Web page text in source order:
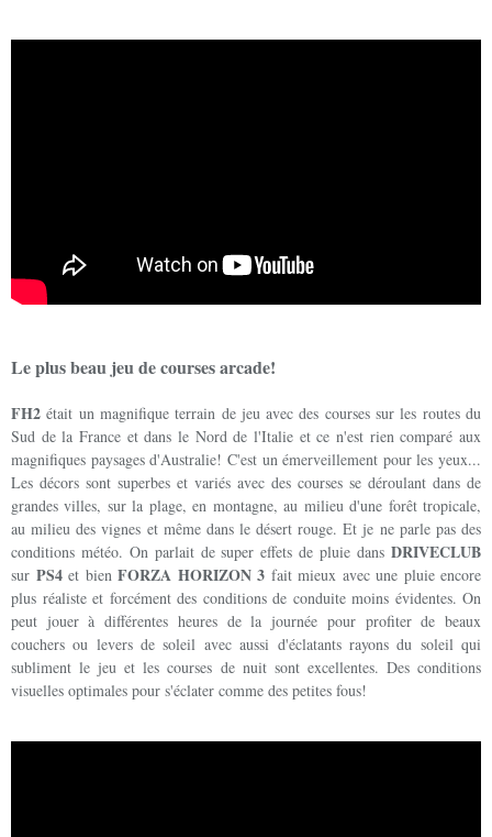
Le plus beau jeu de courses arcade!
FH2 était un magnifique terrain de jeu avec des courses sur les routes du
Sud de la France et dans le Nord de l'Italie et ce n'est rien comparé aux
magnifiques paysages d'Australie! C'est un émerveillement pour les yeux...
Les décors sont superbes et variés avec des courses se déroulant dans de
grandes villes, sur la plage, en montagne, au milieu d'une forêt tropicale,
au milieu des vignes et même dans le désert rouge. Et je ne parle pas des
conditions météo. On parlait de super effets de pluie dans DRIVECLUB
sur PS4et bien FORZA HORIZON 3 fait mieux avec une pluie encore
plus réaliste et forcément des conditions de conduite moins évidentes. On
peut jouer à différentes heures de la journée pour profiter de beaux
couchers ou levers de soleil avec aussi d'éclatants rayons du soleil qui
subliment le jeu et les courses de nuit sont excellentes. Des conditions
visuelles optimales pour s'éclater comme des petites fous!